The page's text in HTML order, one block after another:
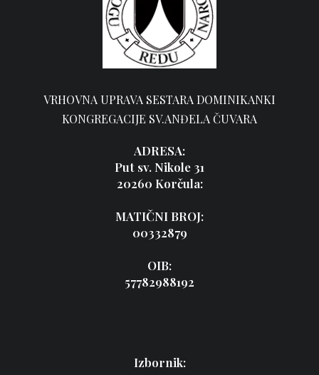
VRHOVNA UPRAVA SESTARA DOMINIKANKI
KONGREGACIJE SV.ANĐELA ČUVARA
ADRESA:
Put sv. Nikole 31
20260 Korčula:
MATIČNI BROJ:
00332879
OIB:
57782988192
Izbornik: